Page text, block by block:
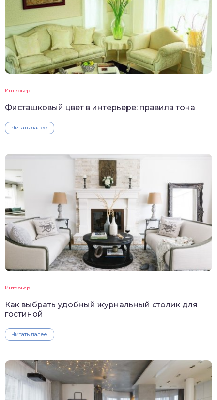
Интерьер
Фисташковый цвет в интерьере: правила тона
Читать далее
Интерьер
Как выбрать удобный журнальный столик для
гостиной
Читать далее